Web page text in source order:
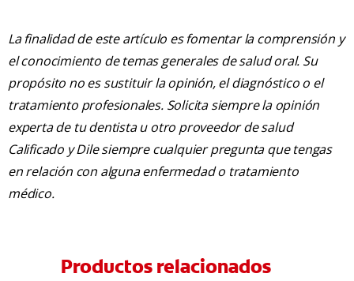
La finalidad de este artículo es fomentar la comprensión y
el conocimiento de temas generales de salud oral. Su
propósito no es sustituir la opinión, el diagnóstico o el
tratamiento profesionales. Solicita siempre la opinión
experta de tu dentista u otro proveedor de salud
Calificado y Dile siempre cualquier pregunta que tengas
en relación con alguna enfermedad o tratamiento
médico.
Productos relacionados